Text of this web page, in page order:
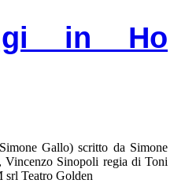
in Ho
Gallo) scritto da Simone
Sinopoli regia di Toni
srl Teatro Golden